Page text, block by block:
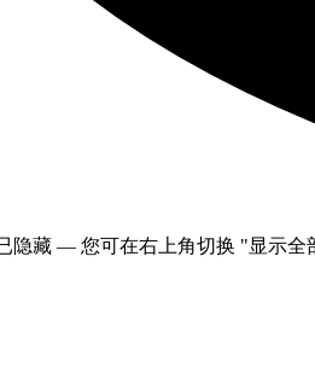
隐藏 — 您可在右上角切换 "显示全